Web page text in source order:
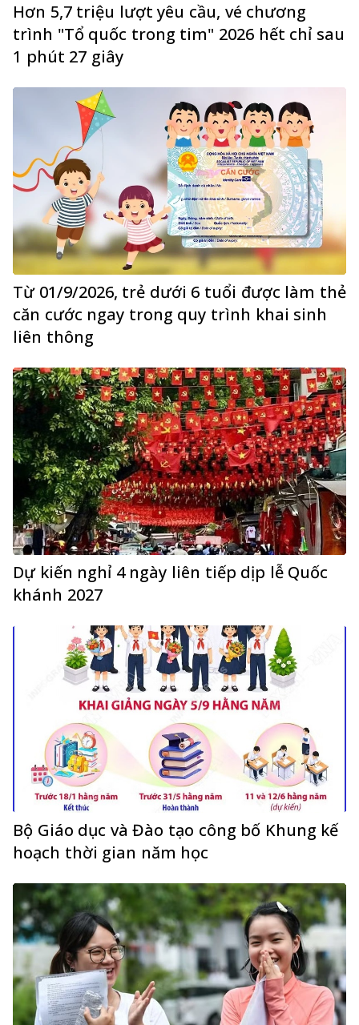
Hơn 5,7 triệu lượt yêu cầu, vé chương
trình "Tổ quốc trong tim" 2026 hết chỉ sau
1 phút 27 giây
Từ 01/9/2026, trẻ dưới 6 tuổi được làm thẻ
căn cước ngay trong quy trình khai sinh
liên thông
Dự kiến nghỉ 4 ngày liên tiếp dịp lễ Quốc
khánh 2027
Bộ Giáo dục và Đào tạo công bố Khung kế
hoạch thời gian năm học